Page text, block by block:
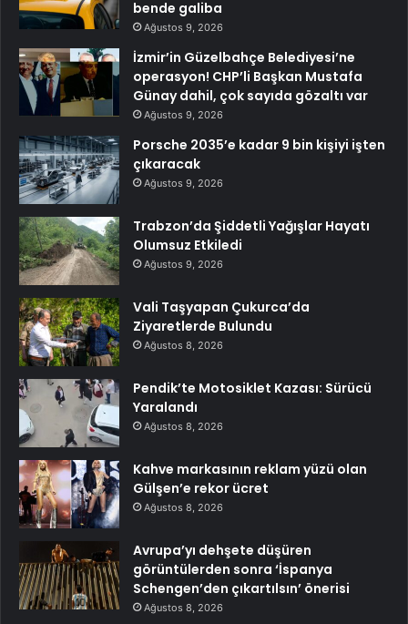
bende galiba
Ağustos 9, 2026
İzmir’in Güzelbahçe Belediyesi’ne
operasyon! CHP’li Başkan Mustafa
Günay dahil, çok sayıda gözaltı var
Ağustos 9, 2026
Porsche 2035’e kadar 9 bin kişiyi işten
çıkaracak
Ağustos 9, 2026
Trabzon’da Şiddetli Yağışlar Hayatı
Olumsuz Etkiledi
Ağustos 9, 2026
Vali Taşyapan Çukurca’da
Ziyaretlerde Bulundu
Ağustos 8, 2026
Pendik’te Motosiklet Kazası: Sürücü
Yaralandı
Ağustos 8, 2026
Kahve markasının reklam yüzü olan
Gülşen’e rekor ücret
Ağustos 8, 2026
Avrupa’yı dehşete düşüren
görüntülerden sonra ‘İspanya
Schengen’den çıkartılsın’ önerisi
Ağustos 8, 2026